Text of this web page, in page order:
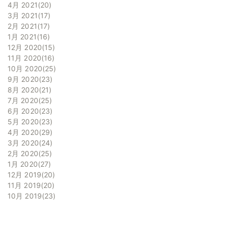
4月 2021 20
3月 2021 17
2月 2021 17
1月 2021 16
12月 2020 15
11月 2020 16
10月 2020 25
9月 2020 23
8月 2020 21
7月 2020 25
6月 2020 23
5月 2020 23
4月 2020 29
3月 2020 24
2月 2020 25
1月 2020 27
12月 2019 20
11月 2019 20
10月 2019 23